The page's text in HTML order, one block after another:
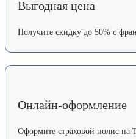
Выгодная цена
Получите скидку до 50% с
Онлайн-оформление
Оформите страховой полис на